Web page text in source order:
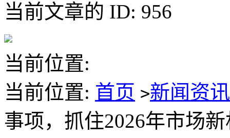
当前文章的 ID: 956
当前位置:
当前位置: 首页 >新闻资
事项，抓住2026年市场